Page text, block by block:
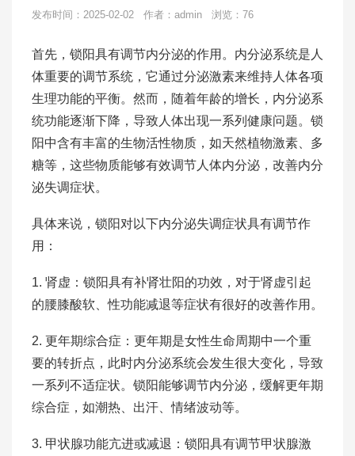
发布时间：2025-02-02 作者：admin 浏览：76
首先，锁阳具有调节内分泌的作用。内分泌系统是人
体重要的调节系统，它通过分泌激素来维持人体各项
生理功能的平衡。然而，随着年龄的增长，内分泌系
统功能逐渐下降，导致人体出现一系列健康问题。锁
阳中含有丰富的生物活性物质，如天然植物激素、多
糖等，这些物质能够有效调节人体内分泌，改善内分
泌失调症状。
具体来说，锁阳对以下内分泌失调症状具有调节作
用：
1. 肾虚：锁阳具有补肾壮阳的功效，对于肾虚引起
的腰膝酸软、性功能减退等症状有很好的改善作用。
2. 更年期综合症：更年期是女性生命周期中一个重
要的转折点，此时内分泌系统会发生很大变化，导致
一系列不适症状。锁阳能够调节内分泌，缓解更年期
综合症，如潮热、出汗、情绪波动等。
3. 甲状腺功能亢进或减退：锁阳具有调节甲状腺激